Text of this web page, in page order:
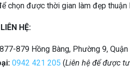
chọn được thời gian làm đẹp thuận
HỆ:
877-879 Hồng Bàng, Phường 9, Quận
0942 421 205 (Liên hệ để được